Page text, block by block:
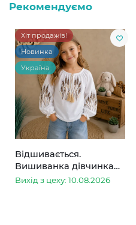
Рекомендуємо
Хіт продажів!
Новинка
Україна
Відшивається.
Вишиванка дівчинка
колоски
Вихід з цеху: 10.08.2026